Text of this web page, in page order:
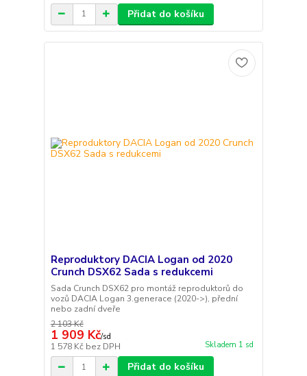
Přidat do košíku
Reproduktory DACIA Logan od 2020
Crunch DSX62 Sada s redukcemi
Sada Crunch DSX62 pro montáž reproduktorů do
vozů DACIA Logan 3.generace (2020->), přední
nebo zadní dveře
2 103 Kč
1 909 Kč/sd
1 578 Kč bez DPH Skladem 1 sd
Přidat do košíku